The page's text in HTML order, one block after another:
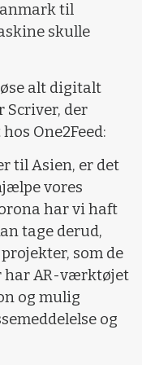
til
skulle
alt digitalt
Scriver, der
One2Feed:
til Asien, er det
vores
har vi haft
tage derud,
som de
har AR-værktøjet
og mulig
og